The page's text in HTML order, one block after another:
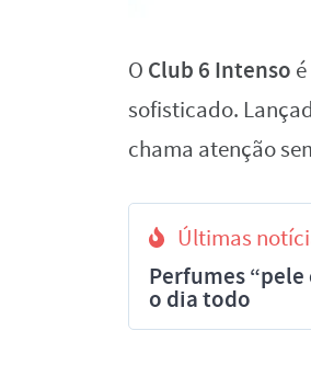
O Club 6 Intenso
sofisticado.
chama atenção
Últimas
Perfumes
o dia todo